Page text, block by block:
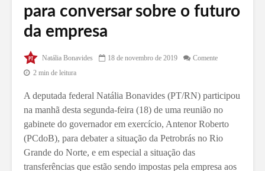
para conversar sobre o futuro
da empresa
Natália Bonavides 18 de novembro de 2019
Comente
2 min de leitura
A deputada federal Natália Bonavides (PT/RN) participou
na manhã desta segunda-feira (18) de uma reunião no
gabinete do governador em exercício, Antenor Roberto
(PCdoB), para debater a situação da Petrobrás no Rio
Grande do Norte, e em especial a situação das
transferências que estão sendo impostas pela empresa aos